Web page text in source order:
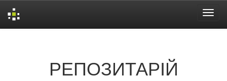
РЕПОЗИТАРІЙ